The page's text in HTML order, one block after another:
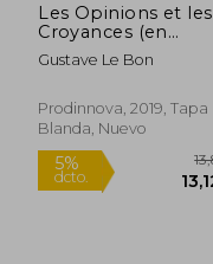
Les Opinions et les
Croyances (en
Francés)
Gustave Le Bon
Prodinnova, 2019, Tapa
Blanda, Nuevo